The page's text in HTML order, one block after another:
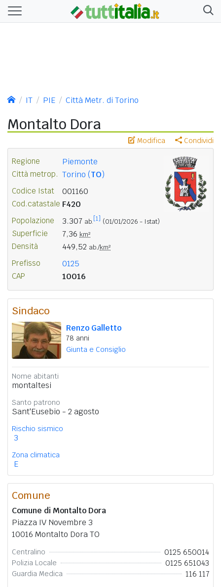
IT PIE Città Metr. di Torino
Montalto Dora
Modifica Condividi
Regione Piemonte
Città metrop. Torino (TO)
Codice Istat 001160
Cod.catastale F420
Popolazione 3.307 ab. [1] (01/01/2026 - Istat)
Superficie 7,36 km²
Densità 449,52 ab./km²
Prefisso 0125
CAP 10016
Sindaco
Renzo Galletto
78 anni
Giunta e Consiglio
Nome abitanti
montaltesi
Santo patrono
Sant'Eusebio - 2 agosto
Rischio sismico
3
Zona climatica
E
Comune
Comune di Montalto Dora
Piazza IV Novembre 3
10016 Montalto Dora TO
Centralino 0125 650014
Polizia Locale 0125 651043
Guardia Medica 116 117